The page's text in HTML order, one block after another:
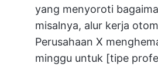
yang menyoroti
misalnya, alur kerja
Perusahaan X
minggu untuk [tipe